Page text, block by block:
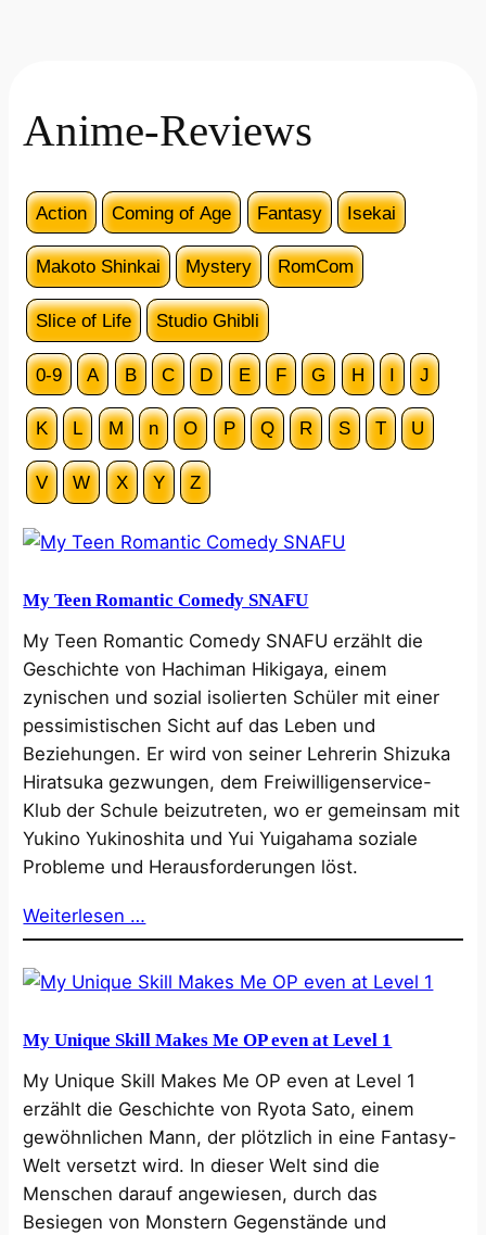
Anime-Reviews
Action Coming of Age Fantasy Isekai
Makoto Shinkai Mystery RomCom
Slice of Life Studio Ghibli
0-9 A B C D E F G H I J
K L M n O P Q R S T U
V W X Y Z
My Teen Romantic Comedy SNAFU
My Teen Romantic Comedy SNAFU erzählt die
Geschichte von Hachiman Hikigaya, einem
zynischen und sozial isolierten Schüler mit einer
pessimistischen Sicht auf das Leben und
Beziehungen. Er wird von seiner Lehrerin Shizuka
Hiratsuka gezwungen, dem Freiwilligenservice-
Klub der Schule beizutreten, wo er gemeinsam mit
Yukino Yukinoshita und Yui Yuigahama soziale
Probleme und Herausforderungen löst.
Weiterlesen …
My Unique Skill Makes Me OP even at Level 1
My Unique Skill Makes Me OP even at Level 1
erzählt die Geschichte von Ryota Sato, einem
gewöhnlichen Mann, der plötzlich in eine Fantasy-
Welt versetzt wird. In dieser Welt sind die
Menschen darauf angewiesen, durch das
Besiegen von Monstern Gegenstände und